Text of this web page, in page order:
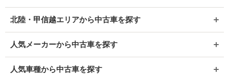
北陸・甲信越エリアから中古車を探す
人気メーカーから中古車を探す
人気車種から中古車を探す